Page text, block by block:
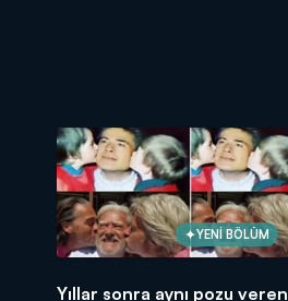
YENİ BÖLÜM
Yıllar sonra aynı pozu veren